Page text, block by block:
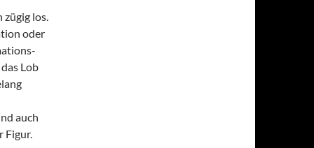
zügig los.
oder
Lob
auch
Figur.